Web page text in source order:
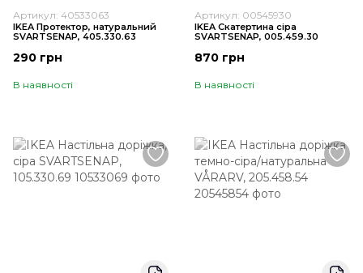
Артикул: 40533063
IKEA Протектор, натуральний
SVARTSENAP, 405.330.63
290 грн
В наявності
Артикул: 00545930
IKEA Скатертина сіра
SVARTSENAP, 005.459.30
870 грн
В наявності